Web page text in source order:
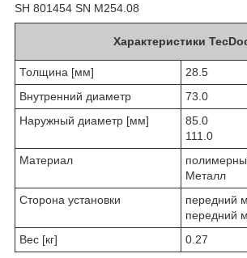
SH 801454 SN M254.08
Характеристики
Толщина [мм]
28.5
Внутренний диаметр
73.0
Наружный диаметр [мм]
85.0
111.0
Материал
Металл
Сторона установки
передний
передний
Вес [кг]
0.27